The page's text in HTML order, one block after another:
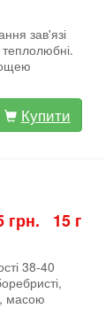
зав'язі
Купити
грн. 15 г
38-40
масою